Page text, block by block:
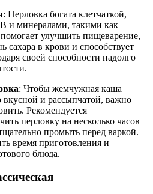
: Перловка богата клетчаткой,
и минералами, такими как
улучшить пищеварение,
сахара в крови и способствует
своей способности надолго
: Чтобы жемчужная каша
вкусной и рассыпчатой, важно
Рекомендуется
перловку на несколько часов
промыть перед варкой.
время приготовления и
блюда.